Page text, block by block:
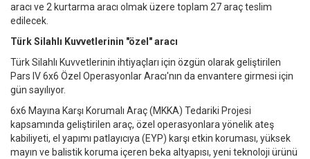
aracı ve 2 kurtarma aracı olmak üzere toplam 27 araç teslim
edilecek.
Türk Silahlı Kuvvetlerinin "özel" aracı
Türk Silahlı Kuvvetlerinin ihtiyaçları için özgün olarak geliştirilen
Pars IV 6x6 Özel Operasyonlar Aracı'nın da envantere girmesi için
gün sayılıyor.
6x6 Mayına Karşı Korumalı Araç (MKKA) Tedariki Projesi
kapsamında geliştirilen araç, özel operasyonlara yönelik ateş
kabiliyeti, el yapımı patlayıcıya (EYP) karşı etkin koruması, yüksek
mayın ve balistik koruma içeren beka altyapısı, yeni teknoloji ürünü